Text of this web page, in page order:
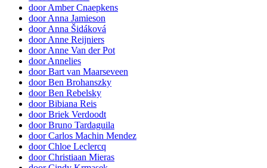
door Amber Cnaepkens
door Anna Jamieson
door Anna Šidáková
door Anne Reijniers
door Anne Van der Pot
door Annelies
door Bart van Maarseveen
door Ben Brohanszky
door Ben Rebelsky
door Bibiana Reis
door Briek Verdoodt
door Bruno Tardaguila
door Carlos Machin Mendez
door Chloe Leclercq
door Christiaan Mieras